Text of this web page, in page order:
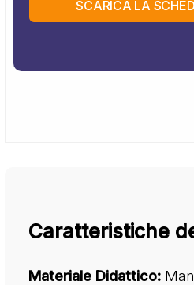
SCARICA LA
Caratteristiche
Materiale Didattico: